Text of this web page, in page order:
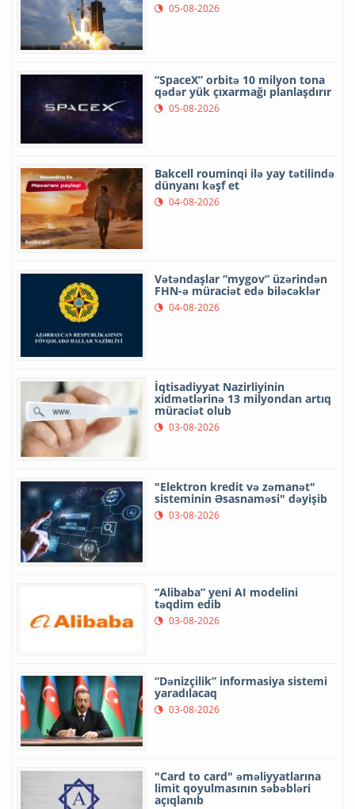
05-08-2026
“SpaceX” orbitə 10 milyon tona
qədər yük çıxarmağı planlaşdırır
05-08-2026
Bakcell rouminqi ilə yay tətilində
dünyanı kəşf et
04-08-2026
Vətəndaşlar “mygov” üzərindən
FHN-ə müraciət edə biləcəklər
04-08-2026
İqtisadiyyat Nazirliyinin
xidmətlərinə 13 milyondan artıq
müraciət olub
03-08-2026
"Elektron kredit və zəmanət"
sisteminin Əsasnaməsi" dəyişib
03-08-2026
“Alibaba” yeni AI modelini
təqdim edib
03-08-2026
“Dənizçilik” informasiya sistemi
yaradılacaq
03-08-2026
"Card to card" əməliyyatlarına
limit qoyulmasının səbəbləri
açıqlanıb